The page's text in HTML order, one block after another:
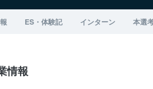
ES・体験記 インターン 本選
情報